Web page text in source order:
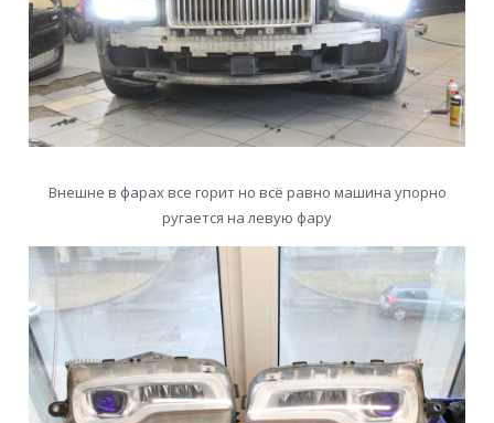
Внешне в фарах все горит но всё равно машина упорно
ругается на левую фару